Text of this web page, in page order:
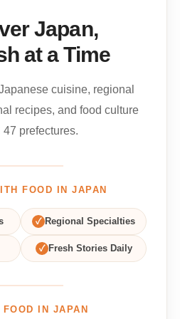
Japan,
at a Time
cuisine, regional
recipes, and food culture
47 prefectures.
FOOD IN JAPAN
✓ Regional Specialties
✓ Fresh Stories Daily
FOOD IN JAPAN